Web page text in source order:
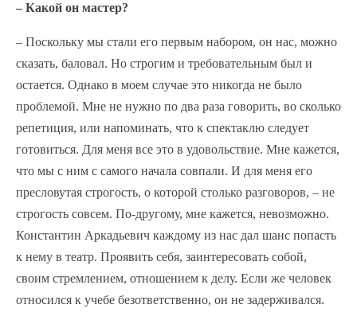
– Какой он мастер?
– Поскольку мы стали его первым набором, он нас, можно
сказать, баловал. Но строгим и требовательным был и
остается. Однако в моем случае это никогда не было
проблемой. Мне не нужно по два раза говорить, во сколько
репетиция, или напоминать, что к спектаклю следует
готовиться. Для меня все это в удовольствие. Мне кажется,
что мы с ним с самого начала совпали. И для меня его
пресловутая строгость, о которой столько разговоров, – не
строгость совсем. По-другому, мне кажется, невозможно.
Константин Аркадьевич каждому из нас дал шанс попасть
к нему в театр. Проявить себя, заинтересовать собой,
своим стремлением, отношением к делу. Если же человек
относился к учебе безответственно, он не задерживался.